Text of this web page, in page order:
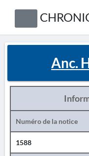
Anc.
Numéro de la notice
1588